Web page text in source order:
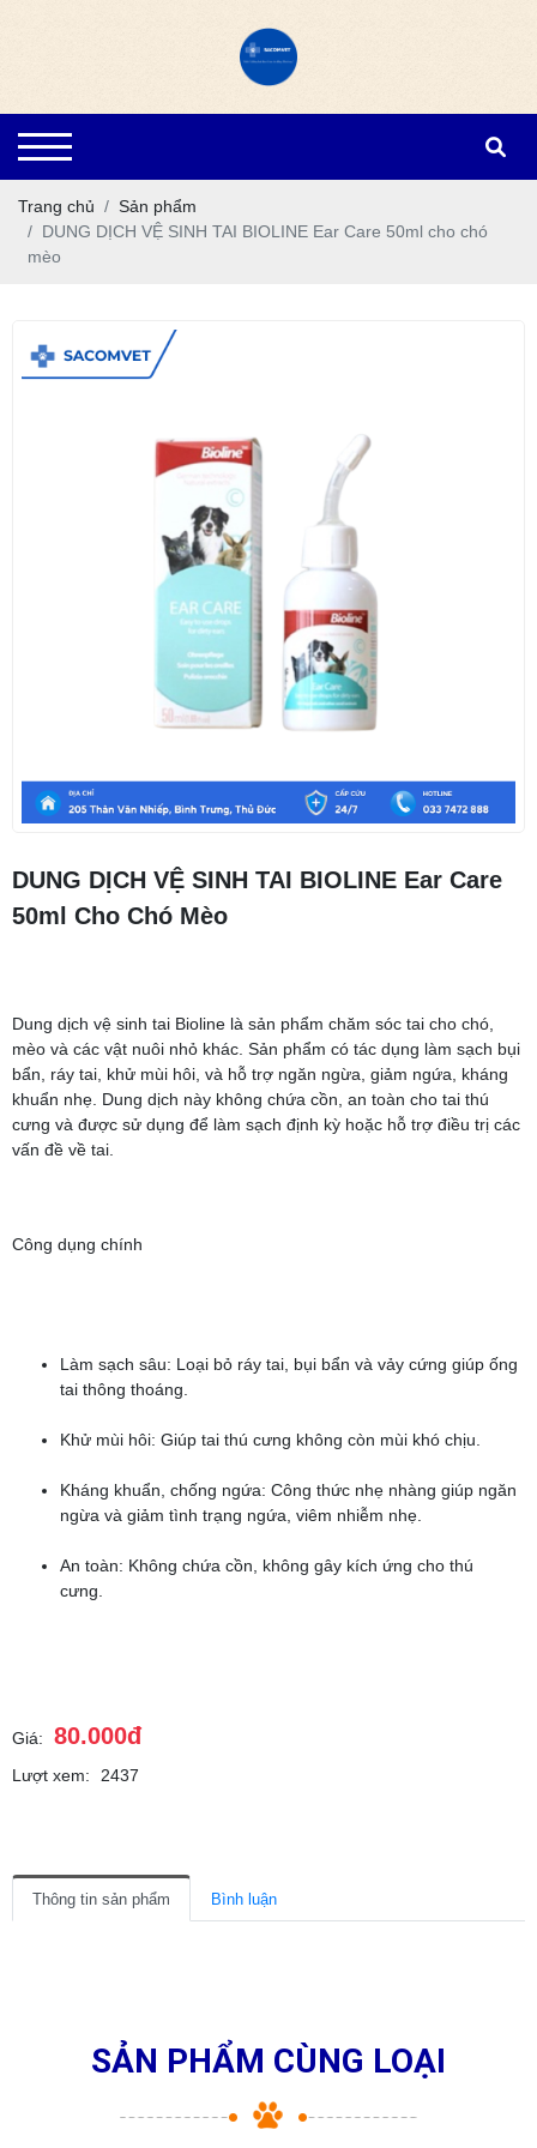
Trang chủ
Sản phẩm
DUNG DỊCH VỆ SINH TAI BIOLINE Ear Care 50ml cho chó
mèo
DUNG DỊCH VỆ SINH TAI BIOLINE Ear Care
50ml Cho Chó Mèo
Dung dịch vệ sinh tai Bioline là sản phẩm chăm sóc tai cho chó,
mèo và các vật nuôi nhỏ khác. Sản phẩm có tác dụng làm sạch bụi
bẩn, ráy tai, khử mùi hôi, và hỗ trợ ngăn ngừa, giảm ngứa, kháng
khuẩn nhẹ. Dung dịch này không chứa cồn, an toàn cho tai thú
cưng và được sử dụng để làm sạch định kỳ hoặc hỗ trợ điều trị các
vấn đề về tai.
Công dụng chính
Làm sạch sâu: Loại bỏ ráy tai, bụi bẩn và vảy cứng giúp ống
tai thông thoáng.
Khử mùi hôi: Giúp tai thú cưng không còn mùi khó chịu.
Kháng khuẩn, chống ngứa: Công thức nhẹ nhàng giúp ngăn
ngừa và giảm tình trạng ngứa, viêm nhiễm nhẹ.
An toàn: Không chứa cồn, không gây kích ứng cho thú
cưng.
Giá: 80.000đ
Lượt xem: 2437
Thông tin sản phẩm Bình luận
SẢN PHẨM CÙNG LOẠI